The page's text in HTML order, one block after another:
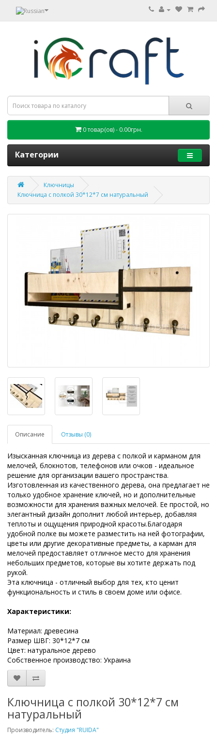
0 товар(ов) - 0.00грн.
Категории
Ключницы
Ключница с полкой 30*12*7 см натуральный
Описание Отзывы (0)
Изысканная ключница из дерева с полкой и карманом для
мелочей, блокнотов, телефонов или очков - идеальное
решение для организации вашего пространства.
Изготовленная из качественного дерева, она предлагает не
только удобное хранение ключей, но и дополнительные
возможности для хранения важных мелочей. Ее простой, но
элегантный дизайн дополнит любой интерьер, добавляя
теплоты и ощущения природной красоты.Благодаря
удобной полке вы можете разместить на ней фотографии,
цветы или другие декоративные предметы, а карман для
мелочей предоставляет отличное место для хранения
небольших предметов, которые вы хотите держать под
рукой.
Эта ключница - отличный выбор для тех, кто ценит
функциональность и стиль в своем доме или офисе.
Характеристики:
Материал: древесина
Размер ШВГ: 30*12*7 см
Цвет: натуральное дерево
Собственное производство: Украина
Ключница с полкой 30*12*7 см
натуральный
Производитель: Студия "RUIDA"